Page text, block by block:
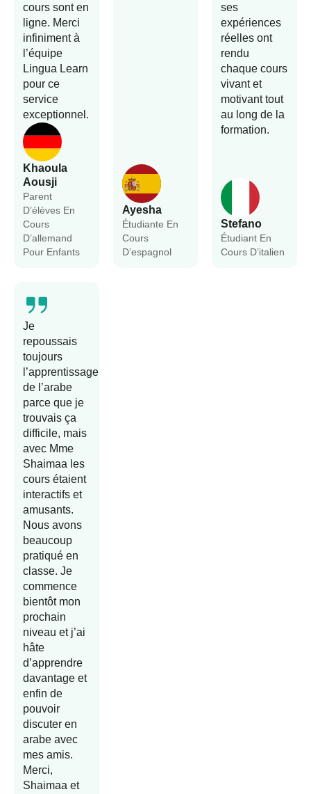
Khaoula
Aousji
Parent
D’élèves En
Cours
D’allemand
Pour Enfants
cours sont en
ligne. Merci
infiniment à
l’équipe
Lingua Learn
pour ce
service
exceptionnel.
Ayesha
Étudiante En
Cours
D’espagnol
Stefano
Étudiant En
Cours D’italien
ses
expériences
réelles ont
rendu
chaque cours
vivant et
motivant tout
au long de la
formation.
Je
repoussais
toujours
l’apprentissage
de l’arabe
parce que je
trouvais ça
difficile, mais
avec Mme
Shaimaa les
cours étaient
interactifs et
amusants.
Nous avons
beaucoup
pratiqué en
classe. Je
commence
bientôt mon
prochain
niveau et j’ai
hâte
d’apprendre
davantage et
enfin de
pouvoir
discuter en
arabe avec
mes amis.
Merci,
Shaimaa et